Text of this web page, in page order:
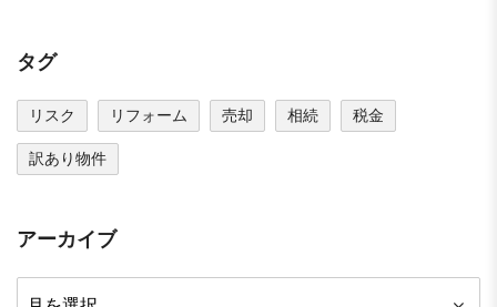
タグ
リスク リフォーム 売却 相続 税金
訳あり物件
アーカイブ